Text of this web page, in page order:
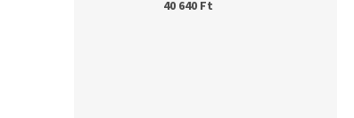
40 640 Ft